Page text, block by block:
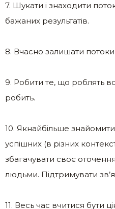
7. Шукати і знаходити
бажаних результатів.
8. Вчасно залишати
9. Робити те, що роблять
робить.
10. Якнайбільше
успішних (в різних
збагачувати своє
людьми. Підтримувати
11. Весь час вчитися бути